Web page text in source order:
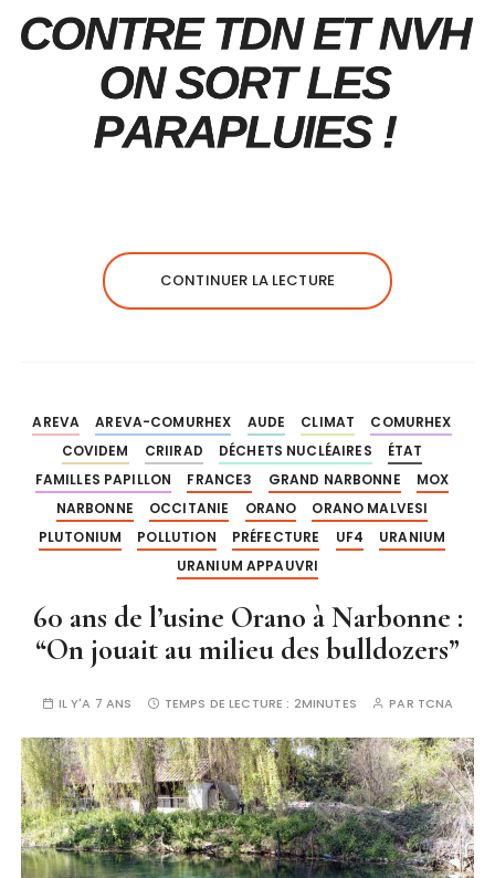
CONTINUER LA LECTURE
AREVA AREVA-COMURHEX AUDE CLIMAT
COMURHEX
COVIDEM
CRIIRAD DÉCHETS NUCLÉAIRES
ÉTAT
FAMILLES PAPILLON
FRANCE3 GRAND NARBONNE
MOX
NARBONNE
OCCITANIE ORANO
ORANO MALVESI
PLUTONIUM
POLLUTION PRÉFECTURE UF4
URANIUM
URANIUM APPAUVRI
60 ans de l’usine Orano à Narbonne :
“On jouait au milieu des bulldozers”
IL Y'A 7 ANS TEMPS DE LECTURE : 2MINUTES PAR TCNA